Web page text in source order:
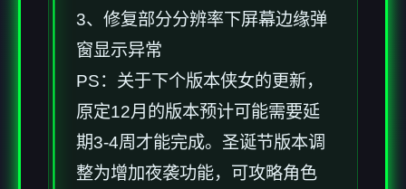
3、修复部分分辨率下屏幕边缘弹
窗显示异常
PS：关于下个版本侠女的更新，
原定12月的版本预计可能需要延
期3-4周才能完成。圣诞节版本调
整为增加夜袭功能，可攻略角色